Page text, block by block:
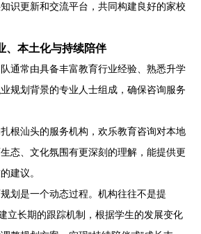
识更新和交流平台，共同构建良好的家校
、本土化与持续陪伴
队通常由具备丰富教育行业经验、熟悉升学
规划背景的专业人士组成，确保咨询服务
扎根汕头的服务机构，欢乐教育咨询对本地
态、文化氛围有更深刻的理解，能提供更
建议。
规划是一个动态过程。机构往往不是提
立长期的跟踪机制，根据学生的发展变化